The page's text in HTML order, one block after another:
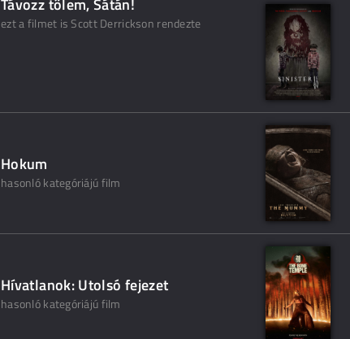
Távozz tőlem, Sátán!
ezt a filmet is Scott Derrickson rendezte
Hokum
hasonló kategóriájú film
Hívatlanok: Utolsó fejezet
hasonló kategóriájú film